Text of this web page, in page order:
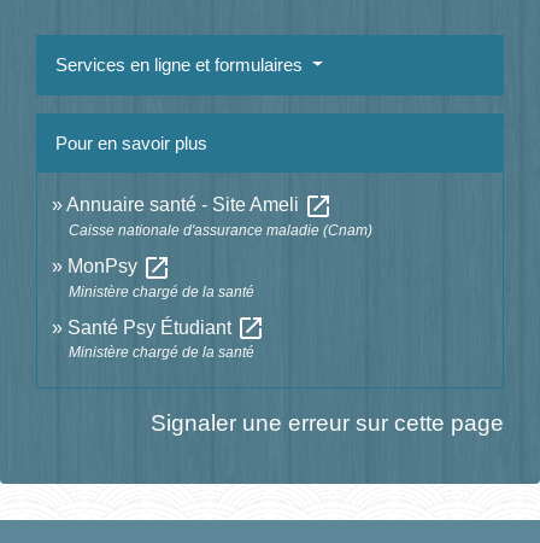
Services en ligne et formulaires
Pour en savoir plus
Annuaire santé - Site Ameli open_in_new
Caisse nationale d'assurance maladie (Cnam)
MonPsy open_in_new
Ministère chargé de la santé
Santé Psy Étudiant open_in_new
Ministère chargé de la santé
Signaler une erreur sur cette page